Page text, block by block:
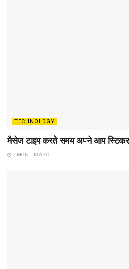
TECHNOLOGY
मैसेज टाइप करते समय अपने आप स्टिकर
7 MONTHS AGO